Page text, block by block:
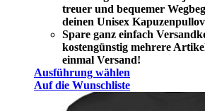
treuer und bequemer
deinen Unisex
Spare ganz einfach
kostengünstig mehrere
einmal Versand!
Ausführung wählen
Auf die Wunschliste